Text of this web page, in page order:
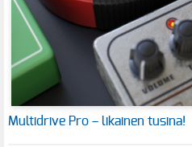
Multidrive Pro – likainen tusina!